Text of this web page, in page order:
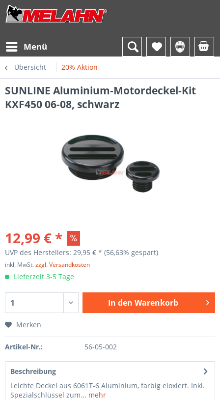
Menü
Übersicht 20% Aktion
SUNLINE Aluminium-Motordeckel-Kit
KXF450 06-08, schwarz
12,99 € *
UVP des Herstellers: 29,95 € * (56,63% gespart)
inkl. MwSt.zzgl. Versandkosten
Lieferzeit 3-5 Tage
In den Warenkorb
Merken
Artikel-Nr.: 56-05-002
Beschreibung
Leichte Deckel aus 6061T-6 Aluminium, farbig eloxiert. Inkl.
Spezialschlüssel zum... mehr